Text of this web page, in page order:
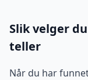
Slik velger
teller
Når du har